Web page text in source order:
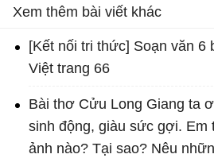
Xem thêm bài viết khác
[Kết nối tri thức] Soạn văn 6
Việt trang 66
Bài thơ Cửu Long Giang ta
sinh động, giàu sức gợi. Em
ảnh nào? Tại sao? Nêu